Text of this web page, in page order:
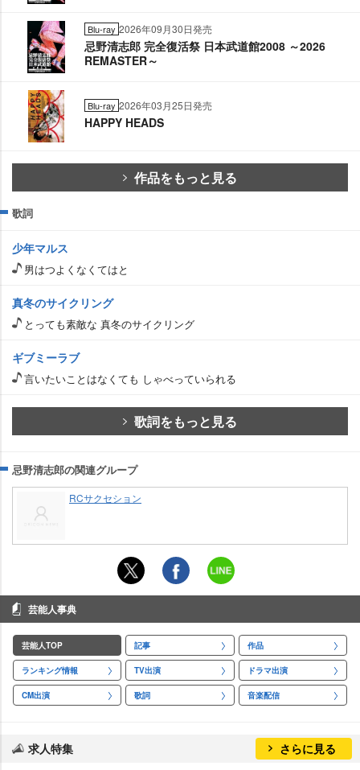
Blu-ray 2026年09月30日発売
忌野清志郎 完全復活祭 日本武道館2008 ～2026
REMASTER～
Blu-ray 2026年03月25日発売
HAPPY HEADS
作品をもっと見る
歌詞
少年マルス
男はつよくなくてはと
真冬のサイクリング
とっても素敵な 真冬のサイクリング
ギブミーラブ
言いたいことはなくても しゃべっていられる
歌詞をもっと見る
忌野清志郎の関連グループ
RCサクセション
芸能人事典
芸能人TOP 記事 作品
ランキング情報 TV出演 ドラマ出演
CM出演 歌詞 音楽配信
求人特集 さらに見る